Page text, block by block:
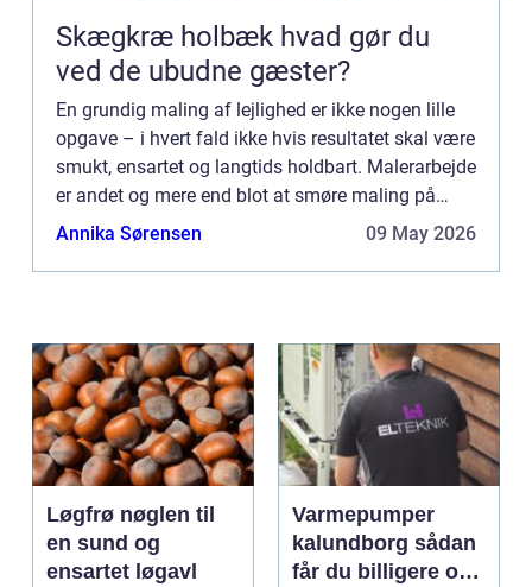
Skægkræ holbæk hvad gør du
ved de ubudne gæster?
En grundig maling af lejlighed er ikke nogen lille
opgave – i hvert fald ikke hvis resultatet skal være
smukt, ensartet og langtids holdbart. Malerarbejde
er andet og mere end blot at smøre maling på
vægge. Det forarbej...
Annika Sørensen 09 May 2026
Løgfrø nøglen til
en sund og
ensartet løgavl
Varmepumper
kalundborg sådan
får du billigere og